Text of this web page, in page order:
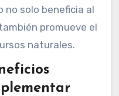
no solo beneficia al
promueve el
naturales.